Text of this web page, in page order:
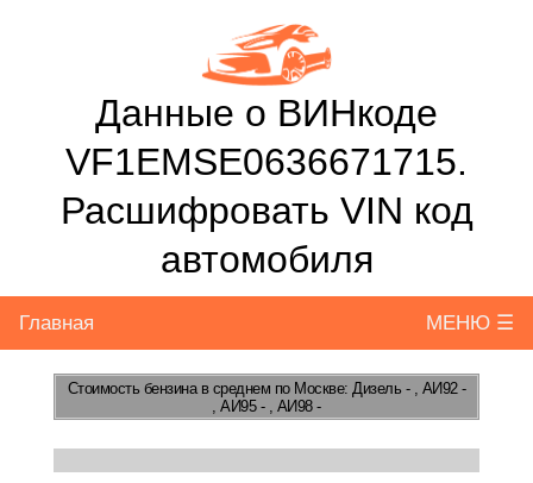
Данные о ВИНкоде
VF1EMSE0636671715.
Расшифровать VIN код
автомобиля
Главная МЕНЮ ☰
Стоимость бензинав среднем по Москве: Дизель - , АИ92 -
, АИ95 - , АИ98 -